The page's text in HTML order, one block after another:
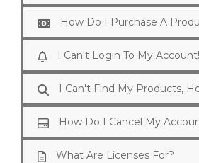
How Do I Purchase A
I Can't Login To My Account!
I Can't Find My Products,
How Do I Cancel My
What Are Licenses For?